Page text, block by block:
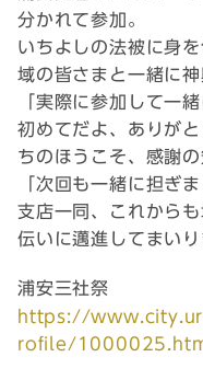
分かれて参加。
いちよしの法被に身
域の皆さまと一緒に神
「実際に参加して一
初めてだよ、ありが
ちのほうこそ、感謝
「次回も一緒に担ぎ
支店一同、これから
伝いに邁進してまいり
浦安三社祭
https://
rofile/